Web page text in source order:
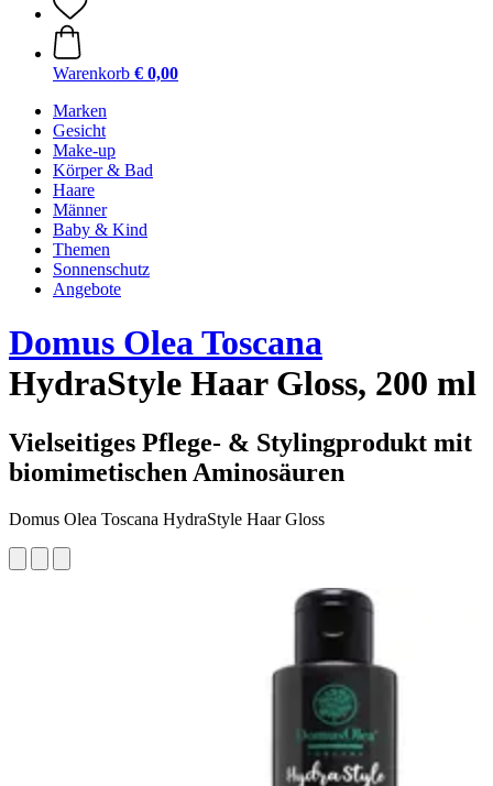
Warenkorb € 0,00
Marken
Gesicht
Make-up
Körper & Bad
Haare
Männer
Baby & Kind
Themen
Sonnenschutz
Angebote
Domus Olea Toscana
HydraStyle Haar Gloss, 200 ml
Vielseitiges Pflege- & Stylingprodukt mit
biomimetischen Aminosäuren
Domus Olea Toscana HydraStyle Haar Gloss